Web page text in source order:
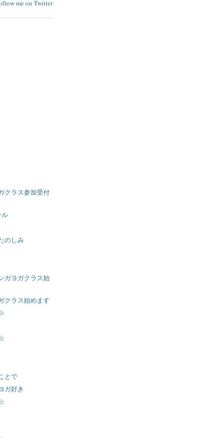
me on Twitter
クラス参加受付
ル
のしみ
ガヨガクラス始
クラス始めます
とで
ガ好き